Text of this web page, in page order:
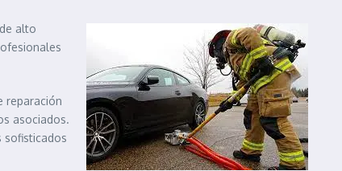
alto
reparación
asociados.
sofisticados